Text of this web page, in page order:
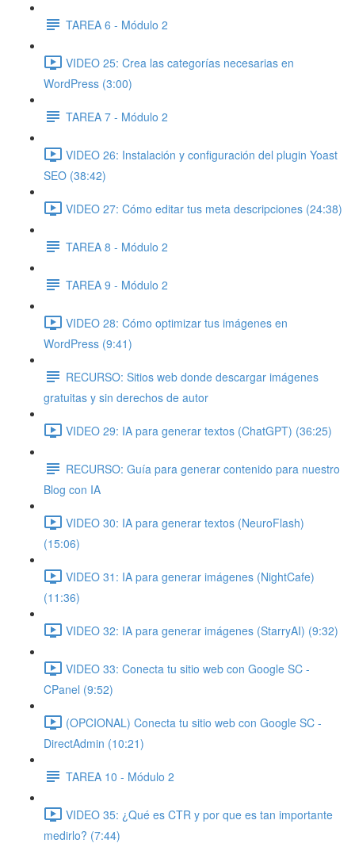
TAREA 6 - Módulo 2
VIDEO 25: Crea las categorías necesarias en
WordPress (3:00)
TAREA 7 - Módulo 2
VIDEO 26: Instalación y configuración del plugin Yoast
SEO (38:42)
VIDEO 27: Cómo editar tus meta descripciones (24:38)
TAREA 8 - Módulo 2
TAREA 9 - Módulo 2
VIDEO 28: Cómo optimizar tus imágenes en
WordPress (9:41)
RECURSO: Sitios web donde descargar imágenes
gratuitas y sin derechos de autor
VIDEO 29: IA para generar textos (ChatGPT) (36:25)
RECURSO: Guía para generar contenido para nuestro
Blog con IA
VIDEO 30: IA para generar textos (NeuroFlash)
(15:06)
VIDEO 31: IA para generar imágenes (NightCafe)
(11:36)
VIDEO 32: IA para generar imágenes (StarryAI) (9:32)
VIDEO 33: Conecta tu sitio web con Google SC -
CPanel (9:52)
(OPCIONAL) Conecta tu sitio web con Google SC -
DirectAdmin (10:21)
TAREA 10 - Módulo 2
VIDEO 35: ¿Qué es CTR y por que es tan importante
medirlo? (7:44)